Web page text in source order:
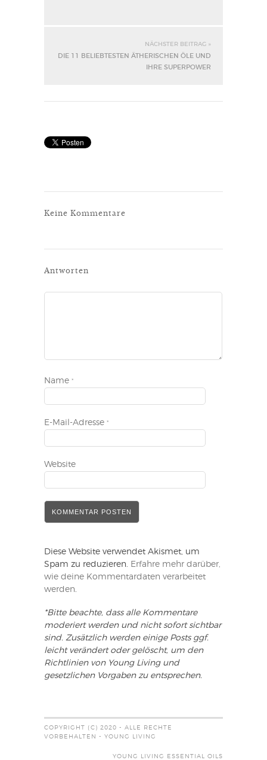
NÄCHSTER BEITRAG »
DIE 11 BELIEBTESTEN ÄTHERISCHEN ÖLE UND
IHRE SUPERPOWER
Keine Kommentare
Antworten
Name *
E-Mail-Adresse *
Website
Diese Website verwendet Akismet, um
Spam zu reduzieren.
Erfahre mehr darüber,
wie deine Kommentardaten verarbeitet
werden
*Bitte beachte, dass alle Kommentare
moderiert werden und nicht sofort sichtbar
sind. Zusätzlich werden einige Posts ggf.
leicht verändert oder gelöscht, um den
Richtlinien von Young Living und
gesetzlichen Vorgaben zu entsprechen.
COPYRIGHT (C) 2020 - ALLE RECHTE
VORBEHALTEN - YOUNG LIVING
YOUNG LIVING ESSENTIAL OILS